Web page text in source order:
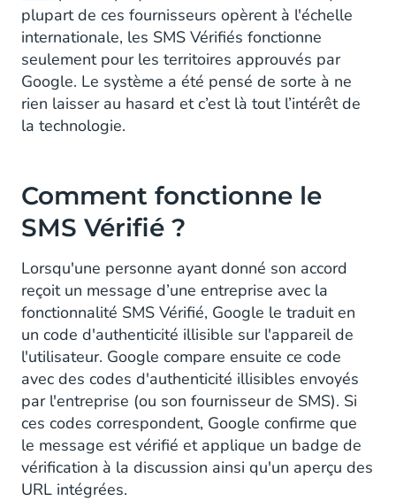
plupart de ces fournisseurs opèrent à l'échelle
internationale, les SMS Vérifiés fonctionne
seulement pour les territoires approuvés par
Google. Le système a été pensé de sorte à ne
rien laisser au hasard et c’est là tout l’intérêt de
la technologie.
Comment fonctionne le
SMS Vérifié ?
Lorsqu'une personne ayant donné son accord
reçoit un message d’une entreprise avec la
fonctionnalité SMS Vérifié, Google le traduit en
un code d'authenticité illisible sur l'appareil de
l'utilisateur. Google compare ensuite ce code
avec des codes d'authenticité illisibles envoyés
par l'entreprise (ou son fournisseur de SMS). Si
ces codes correspondent, Google confirme que
le message est vérifié et applique un badge de
vérification à la discussion ainsi qu'un aperçu des
URL intégrées.